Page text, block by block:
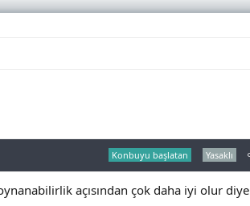
Konbuyu başlatan Yasaklı
açısından çok daha iyi olur diye